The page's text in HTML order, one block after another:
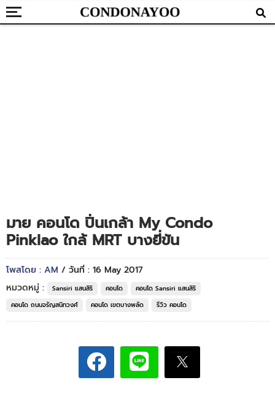
มาย คอนโด ปิ่นเกล้า My Condo
Pinklao ใกล้ MRT บางยี่ขัน
โพสโดย : AM / วันที่ : 16 May 2017
หมวดหมู่ :
Sansiri แสนสิริ คอนโด
คอนโด Sansiri แสนสิริ
คอนโด ถนนจรัญสนิทวงศ์
คอนโด เขตบางพลัด รีวิว คอนโด